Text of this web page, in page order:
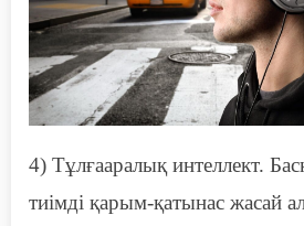
4) Тұлғааралық интеллект.
тиімді қарым-қатынас жасай